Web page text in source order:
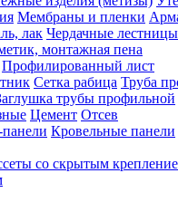
Мембраны и пленки
лак Чердачные лестницы
монтажная пена
Профилированный лист
Сетка рабица Труба
трубы профильной
Цемент Отсев
Кровельные панели
со скрытым